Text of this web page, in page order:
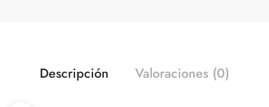
Descripción Valoraciones (0)